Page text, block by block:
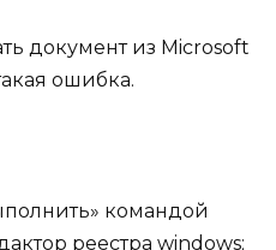
документ из Microsoft
ошибка.
командой
реестра windows;